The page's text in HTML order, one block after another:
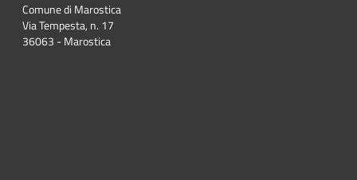
Comune di Marostica
Via Tempesta, n. 17
36063 - Marostica